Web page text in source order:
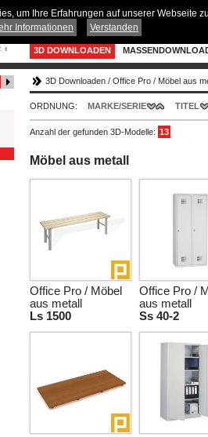
3D DOWNLOADEN
3D Downloaden / Office Pro / Möbel aus
ORDNUNG: MARKE/SERIE TITEL
Anzahl der gefunden 3D-Modelle: 13
Möbel aus metall
Office Pro / Möbel
aus metall
Ls 1500
Office Pro /
aus metall
Ss 40-2
um Ihre Erfahrungen auf unserer Webseite
Informationen Verstanden